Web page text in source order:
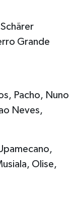
Schärer
Grande
Pacho, Nuno
Neves,
Olise,